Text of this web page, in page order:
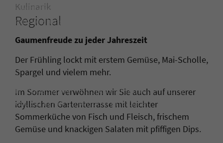
so lobt der Guide Michelin, der das herausragende
Preis-Leistungsverhältnis und die exzellente Küche
Gourmand würdigt.
Egal ob Ravensburg, Schloss Sigmaringen oder auch
Überlingen am Bodensee. Wir liegen sehr zentral und
die touristischen Hot Spots sind mit dem Auto
bequem in nur 30 Minuten erreichbar.
Wir freuen uns auf Ihren Besuch bei uns in
Oberschwaben!
Kulinarik
Regional
Gaumenfreude zu jeder Jahreszeit
Der Frühling lockt mit erstem Gemüse, Mai-Scholle,
Spargel und vielem mehr.
Im Sommer verwöhnen wir Sie auch auf unserer
idyllischen Gartenterrasse mit leichter
Sommerküche von Fisch und Fleisch, frischem
Gemüse und knackigen Salaten mit pfiffigen Dips.